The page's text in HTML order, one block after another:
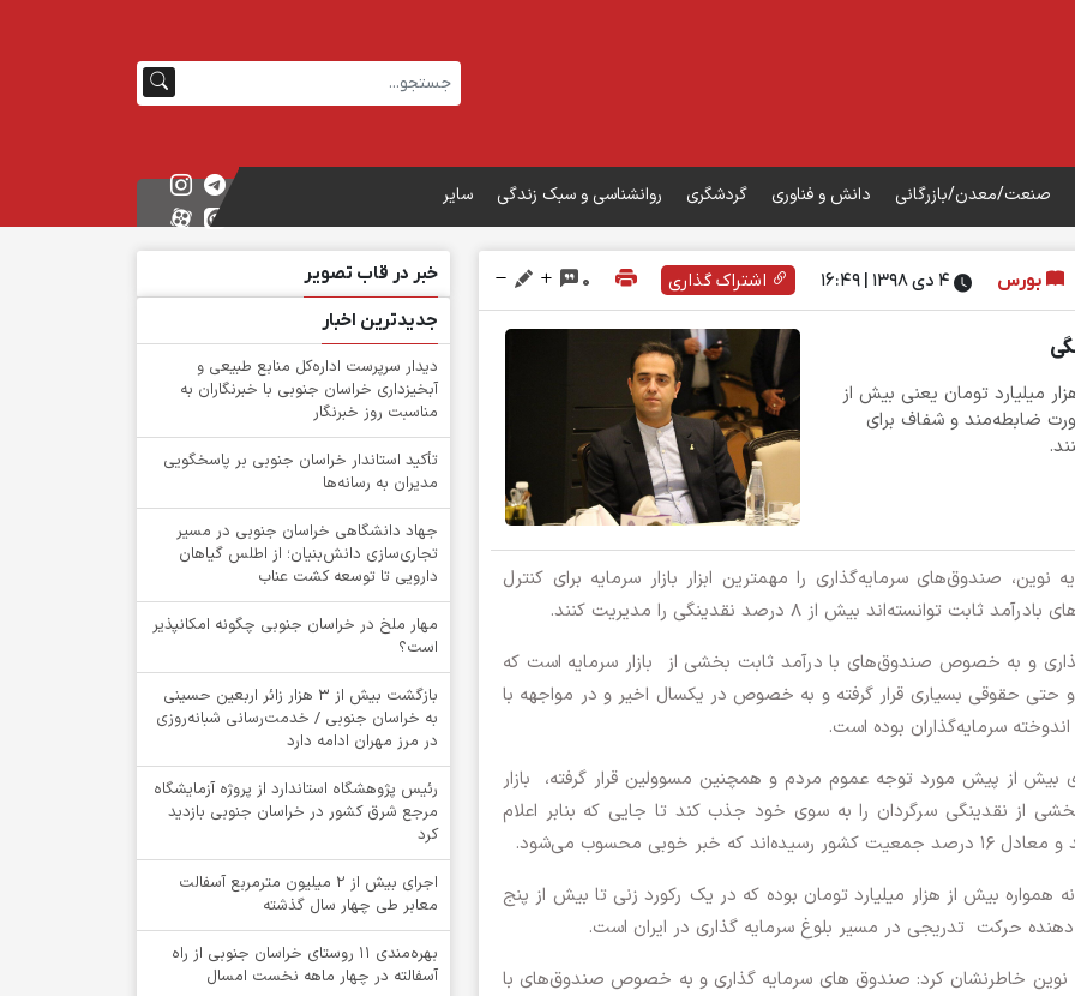
صنعت/معدن/بازرگانی دانش و فناوری گردشگری روانشناسی و سبک زندگی سایر
بورس ۴ دی ۱۳۹۸ | 16:49 اشتراک گذاری 0
بادرآمد ثابت توانسته اند بیش از ۱۷۰ هزار میلیارد تومان یعنی بیش از
فعال به صورت ضابطه‌مند و شفاف برای
صندوق‌های سرمایه‌گذاری را مهمترین ابزار بازار سرمایه برای کنترل
بیش از ۸ درصد نقدینگی را مدیریت کنند.
و به خصوص صندوق‌های با درآمد ثابت بخشی از بازار سرمایه است که
حتی حقوقی بسیاری قرار گرفته و به خصوص در یکسال اخیر و در مواجهه با
سرمایه‌گذاران بوده است.
بیش از پیش مورد توجه عموم مردم و همچنین مسوولین قرار گرفته، بازار
از نقدینگی سرگردان را به سوی خود جذب کند تا جایی که بنابر اعلام
بیش از هزار میلیارد تومان بوده که در یک رکورد زنی تا بیش از پنج
حرکت تدریجی در مسیر بلوغ سرمایه گذاری در ایران است.
نوین خاطرنشان کرد: صندوق های سرمایه گذاری و به خصوص صندوق‌های با
خبر در قاب تصویر
جدیدترین اخبار
دیدار سرپرست اداره‌کل منابع طبیعی و
آبخیزداری خراسان جنوبی با خبرنگاران به
مناسبت روز خبرنگار
تأکید استاندار خراسان جنوبی بر پاسخگویی
مدیران به رسانه‌ها
جهاد دانشگاهی خراسان جنوبی در مسیر
تجاری‌سازی دانش‌بنیان؛ از اطلس گیاهان
دارویی تا توسعه کشت عناب
‌مهار ملخ در خراسان جنوبی چگونه امکانپذیر
است؟
بازگشت بیش از ۳ هزار زائر اربعین حسینی
به خراسان جنوبی / خدمت‌رسانی شبانه‌روزی
در مرز مهران ادامه دارد
رئیس پژوهشگاه استاندارد از پروژه آزمایشگاه
مرجع شرق کشور در خراسان جنوبی بازدید
کرد
اجرای بیش از ۲ میلیون مترمربع آسفالت
معابر طی چهار سال گذشته
بهره‌مندی ۱۱ روستای خراسان جنوبی از راه
آسفالته در چهار ماهه نخست امسال